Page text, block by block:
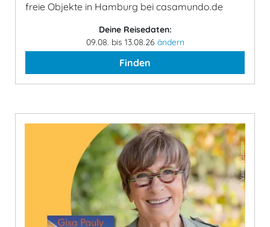
freie Objekte in Hamburg bei casamundo.de
Deine Reisedaten:
09.08. bis 13.08.26 ändern
Finden